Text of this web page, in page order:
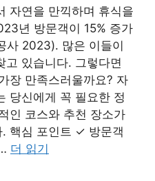
자연을 만끽하며 휴식을
년 방문객이 15% 증가
사 2023). 많은 이들이
고 있습니다. 그렇다면
장 만족스러울까요? 자
당신에게 꼭 필요한 정
인 코스와 추천 장소가
핵심 포인트 ✓ 방문객
더 읽기